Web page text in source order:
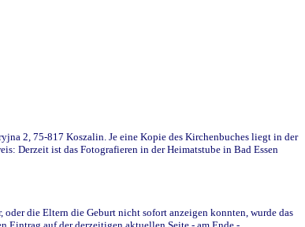
2, 75-817 Koszalin. Je eine Kopie des Kirchenbuches liegt in der
Derzeit ist das Fotografieren in der Heimatstube in Bad Essen
die Eltern die Geburt nicht sofort anzeigen konnten, wurde das